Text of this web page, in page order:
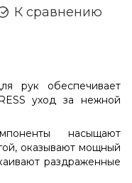
К сравнению
рук обеспечивает
уход за нежной
насыщают
оказывают мощный
раздраженные